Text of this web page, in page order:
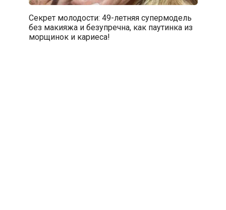
Секрет молодости: 49-летняя супермодель
без макияжа и безупречна, как паутинка из
морщинок и кариеса!